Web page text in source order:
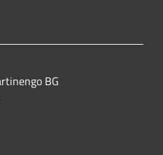
BG